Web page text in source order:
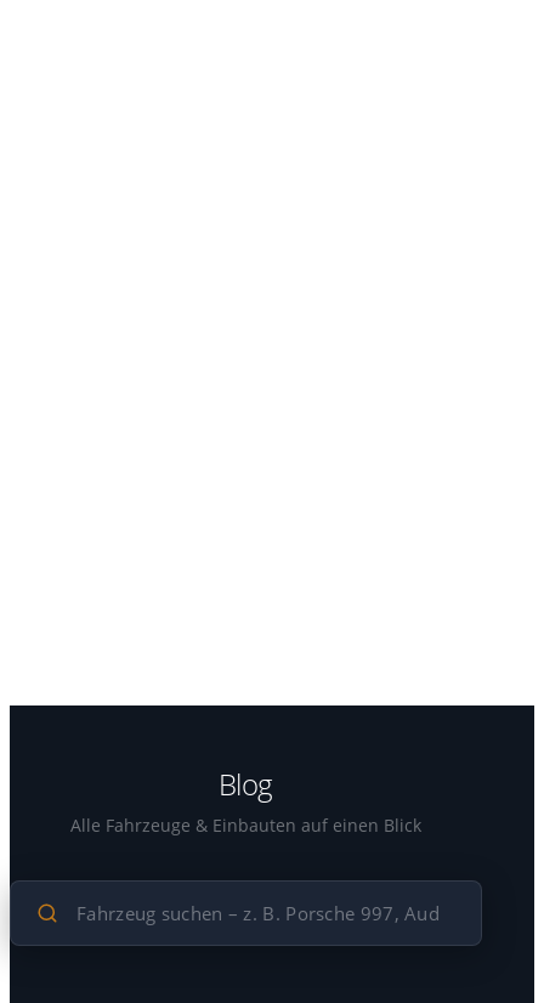
Blog
Alle Fahrzeuge & Einbauten auf einen Blick